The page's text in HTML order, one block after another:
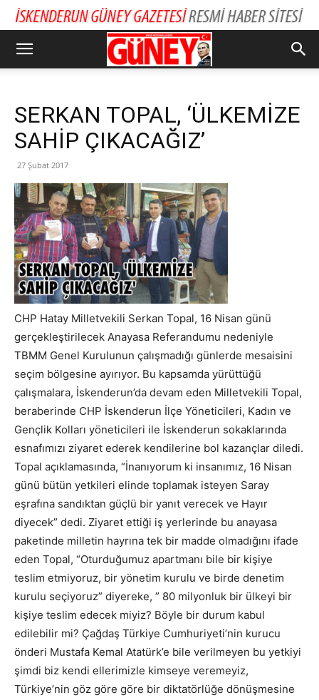
SERKAN TOPAL, ‘ÜLKEMİZE
SAHİP ÇIKACAĞIZ’
27 Şubat 2017
CHP Hatay Milletvekili Serkan Topal, 16 Nisan günü
gerçekleştirilecek Anayasa Referandumu nedeniyle
TBMM Genel Kurulunun çalışmadığı günlerde mesaisini
seçim bölgesine ayırıyor. Bu kapsamda yürüttüğü
çalışmalara, İskenderun’da devam eden Milletvekili Topal,
beraberinde CHP İskenderun İlçe Yöneticileri, Kadın ve
Gençlik Kolları yöneticileri ile İskenderun sokaklarında
esnafımızı ziyaret ederek kendilerine bol kazançlar diledi.
Topal açıklamasında, “İnanıyorum ki insanımız, 16 Nisan
günü bütün yetkileri elinde toplamak isteyen Saray
eşrafına sandıktan güçlü bir yanıt verecek ve Hayır
diyecek” dedi. Ziyaret ettiği iş yerlerinde bu anayasa
paketinde milletin hayrına tek bir madde olmadığını ifade
eden Topal, “Oturduğumuz apartmanı bile bir kişiye
teslim etmiyoruz, bir yönetim kurulu ve birde denetim
kurulu seçiyoruz” diyereke, ” 80 milyonluk bir ülkeyi bir
kişiye teslim edecek miyiz? Böyle bir durum kabul
edilebilir mi? Çağdaş Türkiye Cumhuriyeti’nin kurucu
önderi Mustafa Kemal Atatürk’e bile verilmeyen bu yetkiyi
şimdi biz kendi ellerimizle kimseye veremeyiz,
Türkiye’nin göz göre göre bir diktatörlüğe dönüşmesine